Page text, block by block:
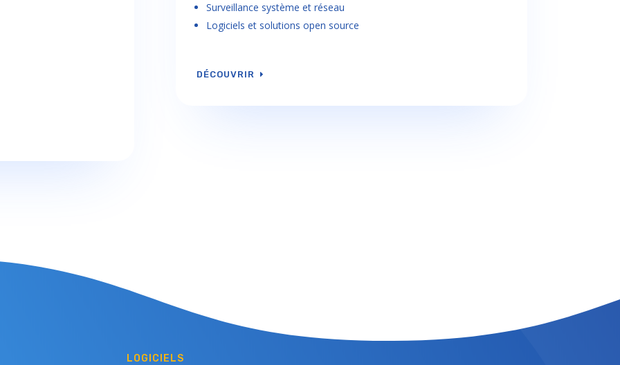
Surveillance système et réseau
Logiciels et solutions open source
DÉCOUVRIR
LOGICIELS